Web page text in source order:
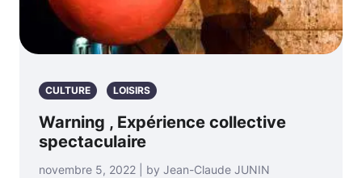
CULTURE LOISIRS
Warning , Expérience collective
spectaculaire
novembre 5, 2022 | by Jean-Claude JUNIN